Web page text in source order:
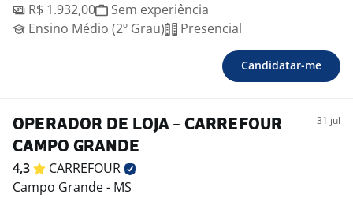
R$ 1.932,00
Sem experiência
Ensino Médio (2º Grau)
Presencial
Candidatar-me
OPERADOR DE LOJA - CARREFOUR
CAMPO GRANDE
31 jul
4,3
CARREFOUR
Campo Grande - MS